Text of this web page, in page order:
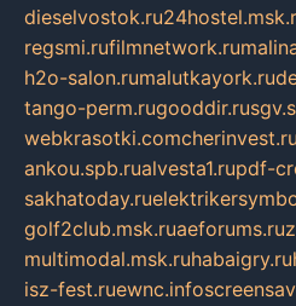
dieselvostok.ru
regsmi.rufilmnetwork.ru
h2o-salon.rumalutkayork.ru
tango-perm.rugooddir.ru
webkrasotki.comcherinvest.ru
ankou.spb.rualvesta1.rupdf-
sakhatoday.ru
golf2club.msk.ruaeforums.ru
multimodal.msk.ruhabaigry.ru
isz-fest.ruewnc.info